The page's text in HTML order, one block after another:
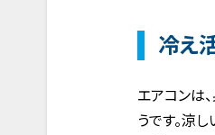
冷え
エアコンは
うです。涼